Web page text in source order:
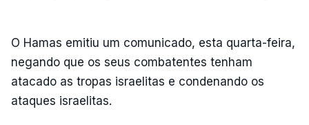
O Hamas emitiu um comunicado, esta quarta-feira,
negando que os seus combatentes tenham
atacado as tropas israelitas e condenando os
ataques israelitas.